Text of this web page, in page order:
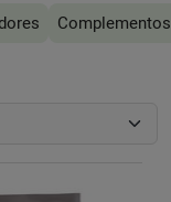
Complementos